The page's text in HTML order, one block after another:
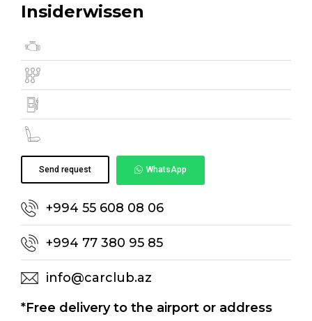
Insiderwissen
Send request WhatsApp
+994 55 608 08 06
+994 77 380 95 85
info@carclub.az
*Free delivery to the airport or address